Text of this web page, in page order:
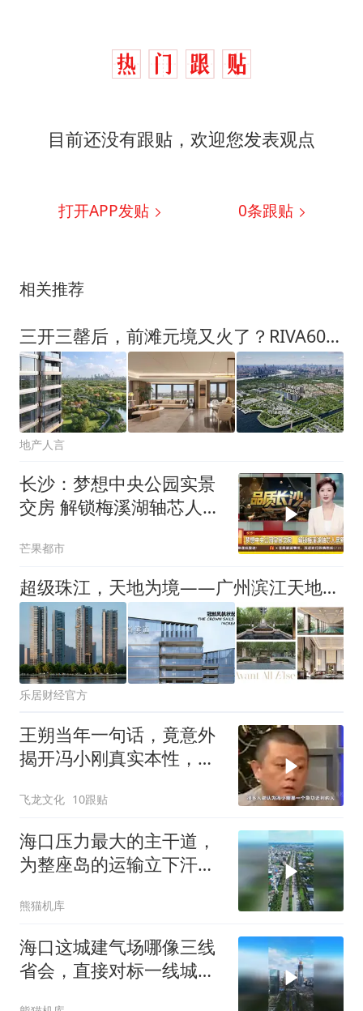
目前还没有跟贴，欢迎您发表观点
打开APP发贴 0条跟贴
相关推荐
三开三罄后，前滩元境又火了？RIVA60一线江景大平层，上演抢房大战
地产人言
长沙：梦想中央公园实景
交房 解锁梅溪湖轴芯人居
芒果都市
超级珠江，天地为境——广州滨江天地「致臻系」首秀，作答一座城的慢奢水岸
乐居财经官方
王朔当年一句话，竟意外
揭开冯小刚真实本性，如
飞龙文化 10跟贴
海口压力最大的主干道，
为整座岛的运输立下汗马
熊猫机库
海口这城建气场哪像三线
省会，直接对标一线城